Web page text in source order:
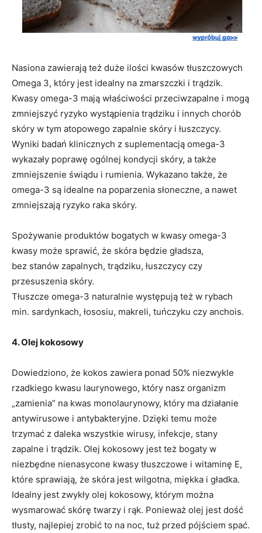
Nasiona zawierają też duże ilości kwasów tłuszczowych
Omega 3, który jest idealny na zmarszczki i trądzik.
Kwasy omega-3 mają właściwości przeciwzapalne i mogą
zmniejszyć ryzyko wystąpienia trądziku i innych chorób
skóry w tym atopowego zapalnie skóry i łuszczycy.
Wyniki badań klinicznych z suplementacją omega-3
wykazały poprawę ogólnej kondycji skóry, a także
zmniejszenie świądu i rumienia. Wykazano także, że
omega-3 są idealne na poparzenia słoneczne, a nawet
zmniejszają ryzyko raka skóry.
Spożywanie produktów bogatych w kwasy omega-3
kwasy może sprawić, że skóra będzie gładsza,
bez stanów zapalnych, trądziku, łuszczycy czy
przesuszenia skóry.
Tłuszcze omega-3 naturalnie występują też w rybach
min. sardynkach, łososiu, makreli, tuńczyku czy anchois.
4. Olej kokosowy
Dowiedziono, że kokos zawiera ponad 50% niezwykle
rzadkiego kwasu laurynowego, który nasz organizm
„zamienia” na kwas monolaurynowy, który ma działanie
antywirusowe i antybakteryjne. Dzięki temu może
trzymać z daleka wszystkie wirusy, infekcje, stany
zapalne i trądzik. Olej kokosowy jest też bogaty w
niezbędne nienasycone kwasy tłuszczowe i witaminę E,
które sprawiają, że skóra jest wilgotna, miękka i gładka.
Idealny jest zwykły olej kokosowy, którym można
wysmarować skórę twarzy i rąk. Ponieważ olej jest dość
tłusty, najlepiej zrobić to na noc, tuż przed pójściem spać.